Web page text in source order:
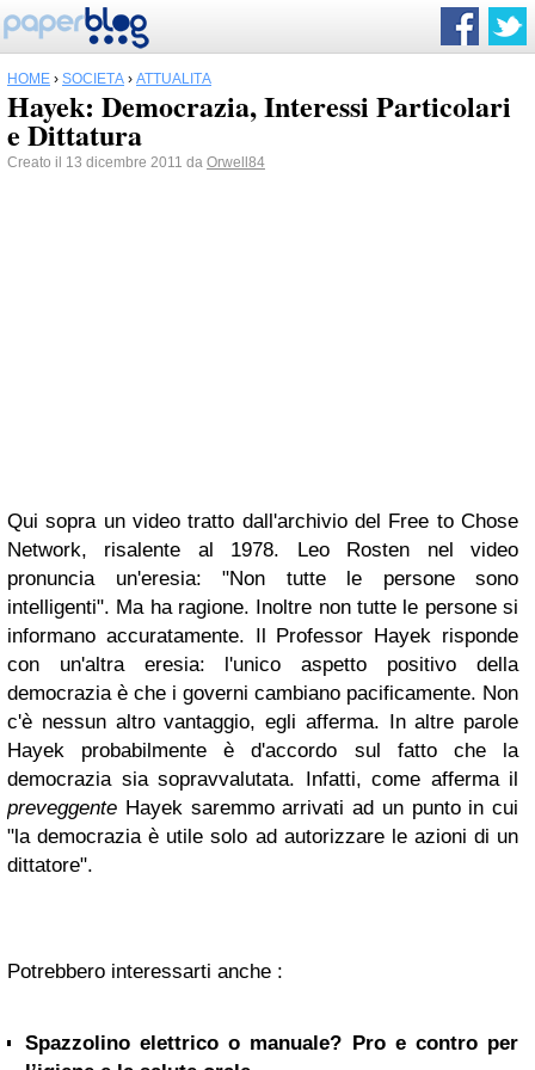
HOME › SOCIETÀ › ATTUALITÀ
Hayek: Democrazia, Interessi Particolari
e Dittatura
Creato il 13 dicembre 2011 da Orwell84
Qui sopra un video tratto dall'archivio del Free to Chose
Network, risalente al 1978. Leo Rosten nel video
pronuncia un'eresia: "Non tutte le persone sono
intelligenti". Ma ha ragione. Inoltre non tutte le persone si
informano accuratamente. Il Professor Hayek risponde
con un'altra eresia: l'unico aspetto positivo della
democrazia è che i governi cambiano pacificamente. Non
c'è nessun altro vantaggio, egli afferma. In altre parole
Hayek probabilmente è d'accordo sul fatto che la
democrazia sia sopravvalutata. Infatti, come afferma il
preveggente Hayek saremmo arrivati ad un punto in cui
"la democrazia è utile solo ad autorizzare le azioni di un
dittatore".
Potrebbero interessarti anche :
Spazzolino elettrico o manuale? Pro e contro per